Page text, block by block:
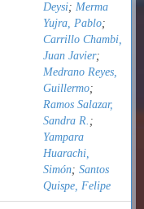
Deysi; Merma
Yujra, Pablo;
Carrillo Chambi,
Juan Javier;
Medrano Reyes,
Guillermo;
Ramos Salazar,
Sandra R. ;
Yampara
Huarachi,
Simón; Santos
Quispe, Felipe